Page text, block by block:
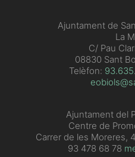
Ajuntament de
La
C/ Pau
08830 Sant
Telèfon:
Ajuntament del
Centre de
Carrer de les Moreres,
93 478 68 78